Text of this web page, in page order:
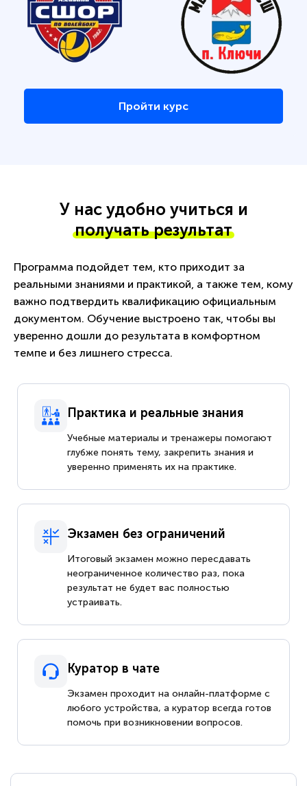
Пройти курс
У нас удобно учиться и
получать результат
Программа подойдет тем, кто приходит за
реальными знаниями и практикой, а также тем, кому
важно подтвердить квалификацию официальным
документом. Обучение выстроено так, чтобы вы
уверенно дошли до результата в комфортном
темпе и без лишнего стресса.
Практика и реальные знания
Учебные материалы и тренажеры помогают
глубже понять тему, закрепить знания и
уверенно применять их на практике.
Экзамен без ограничений
Итоговый экзамен можно пересдавать
неограниченное количество раз, пока
результат не будет вас полностью
устраивать.
Куратор в чате
Экзамен проходит на онлайн-платформе с
любого устройства, а куратор всегда готов
помочь при возникновении вопросов.